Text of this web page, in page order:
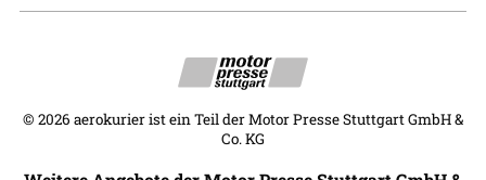
© 2026 aerokurier ist ein Teil der Motor Presse Stuttgart GmbH &
Co. KG